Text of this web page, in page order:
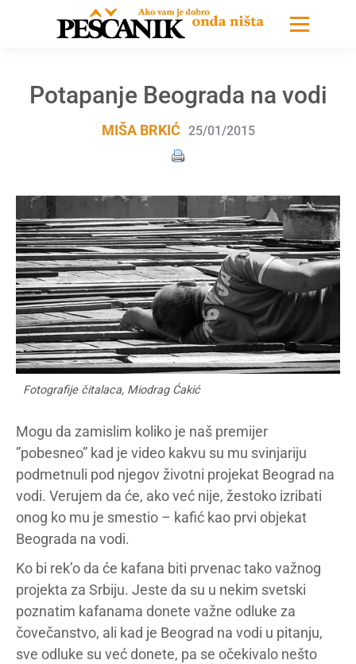
Potapanje Beograda na vodi
MIŠA BRKIĆ 25/01/2015
Fotografije čitalaca, Miodrag Ćakić
Mogu da zamislim koliko je naš premijer
”pobesneo” kad je video kakvu su mu svinjariju
podmetnuli pod njegov životni projekat Beograd na
vodi. Verujem da će, ako već nije, žestoko izribati
onog ko mu je smestio – kafić kao prvi objekat
Beograda na vodi.
Ko bi rek’o da će kafana biti prvenac tako važnog
projekta za Srbiju. Jeste da su u nekim svetski
poznatim kafanama donete važne odluke za
čovečanstvo, ali kad je Beograd na vodi u pitanju,
sve odluke su već donete, pa se očekivalo nešto